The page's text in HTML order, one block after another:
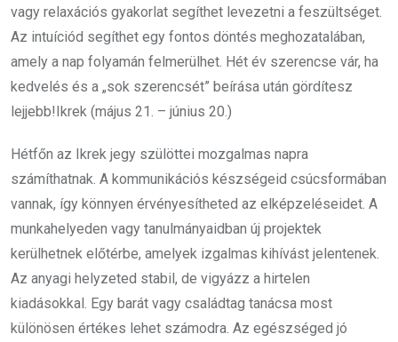
vagy relaxációs gyakorlat segíthet levezetni a feszültséget.
Az intuíciód segíthet egy fontos döntés meghozatalában,
amely a nap folyamán felmerülhet. Hét év szerencse vár, ha
kedvelés és a „sok szerencsét” beírása után gördítesz
lejjebb!Ikrek (május 21. – június 20.)
Hétfőn az Ikrek jegy szülöttei mozgalmas napra
számíthatnak. A kommunikációs készségeid csúcsformában
vannak, így könnyen érvényesítheted az elképzeléseidet. A
munkahelyeden vagy tanulmányaidban új projektek
kerülhetnek előtérbe, amelyek izgalmas kihívást jelentenek.
Az anyagi helyzeted stabil, de vigyázz a hirtelen
kiadásokkal. Egy barát vagy családtag tanácsa most
különösen értékes lehet számodra. Az egészséged jó